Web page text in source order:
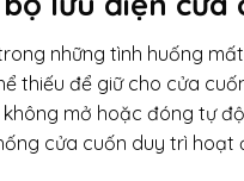
những tình huống
thiếu để giữ cho cửa
mở hoặc đóng tự
cửa cuốn duy trì